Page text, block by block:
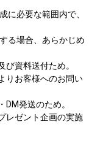
に必要な範囲内で、
る場合、あらかじめ
資料送付ため。
りお客様へのお問い
発送のため。
レゼント企画の実施